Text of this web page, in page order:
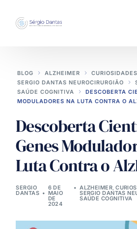
BLOG ALZHEIMER CURIOSIDADES
SERGIO DANTAS NEUROCIRURGIÃO
SAÚDE COGNITIVA
DESCOBERTA
MODULADORES NA LUTA CONTRA O
Descoberta
Genes
Luta Contra o
SERGIO
DANTAS
6 DE
MAIO
DE
2024
ALZHEIMER,
SERGIO DANTAS
SAÚDE COGNITIVA
INTERVENÇÕES